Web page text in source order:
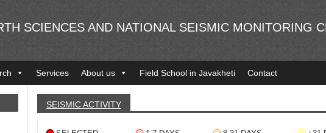
SCIENCES AND NATIONAL SEISMIC MONITORING
Services About us Field School in Javakheti Contact
SEISMIC ACTIVITY